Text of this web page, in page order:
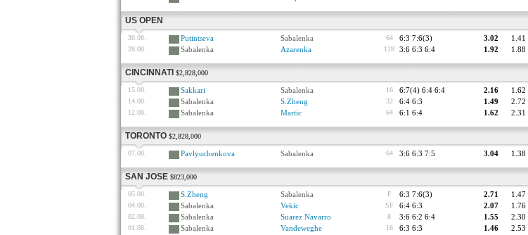
US OPEN
30.08. Putintseva Sabalenka 64 6:3 7:6(3) 3.02 1.41
28.08. Sabalenka Azarenka 128 3:6 6:3 6:4 1.92 1.88
CINCINNATI $2,828,000
15.08. Sakkari Sabalenka 16 6:7(4) 6:4 6:4 2.16 1.62
14.08. Sabalenka S.Zheng 32 6:4 6:3 1.49 2.72
12.08. Sabalenka Martic 64 6:1 6:4 1.62 2.31
TORONTO $2,828,000
07.08. Pavlyuchenkova Sabalenka 64 3:6 6:3 7:5 3.04 1.38
SAN JOSE $823,000
05.08. S.Zheng Sabalenka F 6:3 7:6(3) 2.71 1.47
04.08. Sabalenka Vekic SF 6:4 6:3 2.07 1.76
02.08. Sabalenka Suarez Navarro 8 3:6 6:2 6:4 1.55 2.30
01.08. Sabalenka Vandeweghe 16 6:3 6:3 1.46 2.53